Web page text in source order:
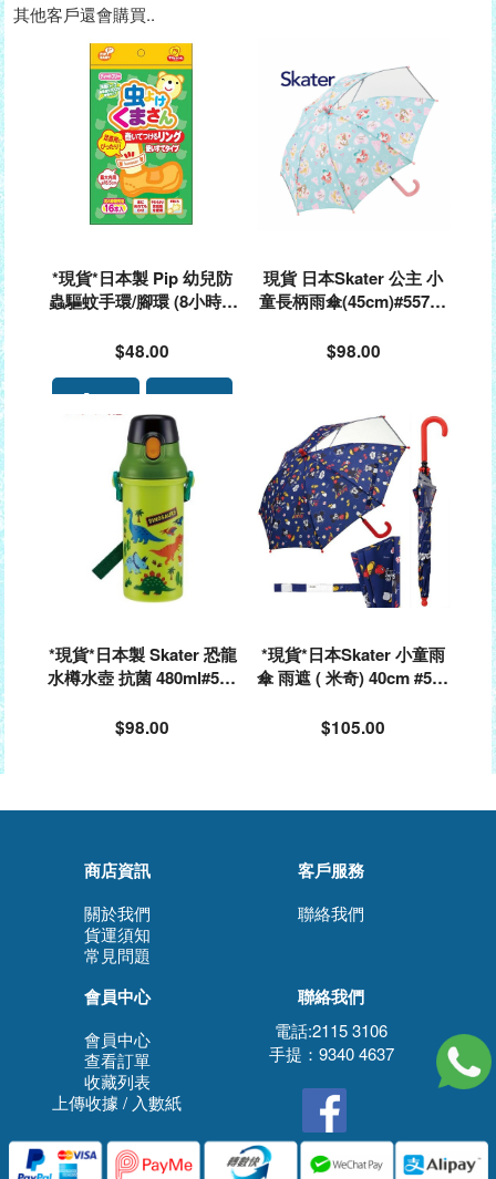
其他客戶還會購買..
*現貨*日本製 Pip 幼兒防
蟲驅蚊手環/腳環 (8小時)#
$48.00
現貨 日本Skater 公主 小
童長柄雨傘(45cm)#55743
$98.00
*現貨*日本製 Skater 恐龍
水樽水壺 抗菌 480ml#530
$98.00
*現貨*日本Skater 小童雨
傘 雨遮 ( 米奇) 40cm #552
$105.00
商店資訊
關於我們
貨運須知
常見問題
客戶服務
聯絡我們
會員中心
會員中心
查看訂單
收藏列表
上傳收據 / 入數紙
聯絡我們
電話:2115 3106
手提：9340 4637